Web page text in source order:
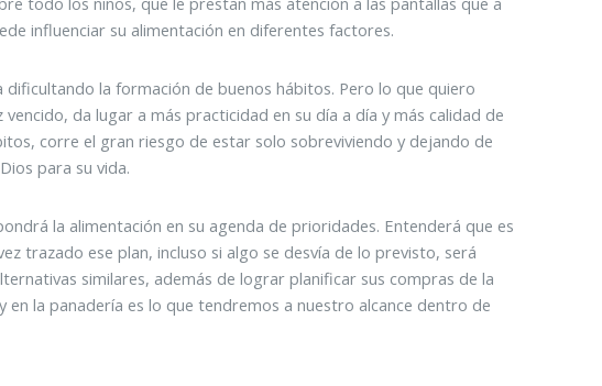
influenciar su alimentación en diferentes factores.
la formación de buenos hábitos. Pero lo que quiero
da lugar a más practicidad en su día a día y más calidad de
corre el gran riesgo de estar solo sobreviviendo y dejando de
para su vida.
la alimentación en su agenda de prioridades. Entenderá que es
trazado ese plan, incluso si algo se desvía de lo previsto, será
similares, además de lograr planificar sus compras de la
la panadería es lo que tendremos a nuestro alcance dentro de